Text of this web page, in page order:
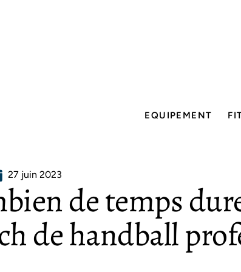
EQUIPEMENT
27 juin 2023
de temps
de handball